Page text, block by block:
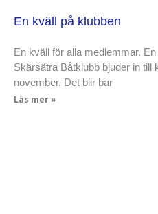
En kväll på klubben
En kväll för alla medlemmar.
Skärsätra Båtklubb bjuder in till
november. Det blir bar
Läs mer »